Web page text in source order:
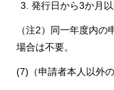
発行日から3か月
（注2）同一年度内
場合は不要。
(7)（申請者本人以外